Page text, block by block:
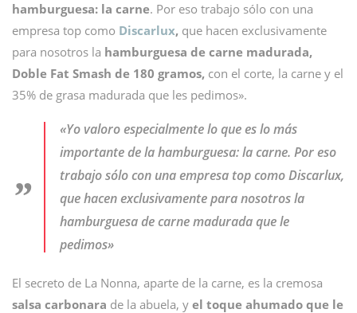
hamburguesa: la carne. Por eso trabajo sólo con una
empresa top como Discarlux, que hacen exclusivamente
para nosotros la hamburguesa de carne madurada,
Doble Fat Smash de 180 gramos, con el corte, la carne y el
35% de grasa madurada que les pedimos».
«Yo valoro especialmente lo que es lo más
importante de la hamburguesa: la carne. Por eso
trabajo sólo con una empresa top como Discarlux,
que hacen exclusivamente para nosotros la
hamburguesa de carne madurada que le
pedimos»
El secreto de La Nonna, aparte de la carne, es la cremosa
salsa carbonara de la abuela, y el toque ahumado que le